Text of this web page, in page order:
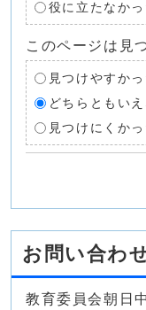
役に立たなかっ
このページは見
見つけやすかっ
どちらともい
見つけにくかっ
お問い合わ
教育委員会朝日